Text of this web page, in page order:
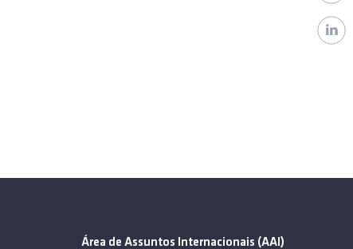
Área de Assuntos Internacionais (AAI)